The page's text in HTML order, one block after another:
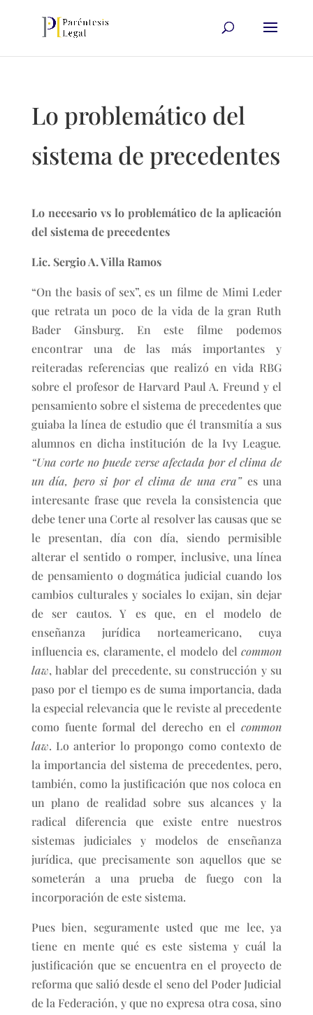
Lo problemático del
sistema de precedentes
Lo necesario vs lo problemático de la aplicación
del sistema de precedentes
Lic. Sergio A. Villa Ramos
“On the basis of sex”, es un filme de Mimi Leder
que retrata un poco de la vida de la gran Ruth
Bader Ginsburg. En este filme podemos
encontrar una de las más importantes y
reiteradas referencias que realizó en vida RBG
sobre el profesor de Harvard Paul A. Freund y el
pensamiento sobre el sistema de precedentes que
guiaba la línea de estudio que él transmitía a sus
alumnos en dicha institución de la Ivy League.
“Una corte no puede verse afectada por el clima de
un día, pero si por el clima de una era”es una
interesante frase que revela la consistencia que
debe tener una Corte al resolver las causas que se
le presentan, día con día, siendo permisible
alterar el sentido o romper, inclusive, una línea
de pensamiento o dogmática judicial cuando los
cambios culturales y sociales lo exijan, sin dejar
de ser cautos. Y es que, en el modelo de
enseñanza jurídica norteamericano, cuya
influencia es, claramente, el modelo delcommon
law, hablar del precedente, su construcción y su
paso por el tiempo es de suma importancia, dada
la especial relevancia que le reviste al precedente
como fuente formal del derecho en elcommon
law. Lo anterior lo propongo como contexto de
la importancia del sistema de precedentes, pero,
también, como la justificación que nos coloca en
un plano de realidad sobre sus alcances y la
radical diferencia que existe entre nuestros
sistemas judiciales y modelos de enseñanza
jurídica, que precisamente son aquellos que se
someterán a una prueba de fuego con la
incorporación de este sistema.
Pues bien, seguramente usted que me lee, ya
tiene en mente qué es este sistema y cuál la
justificación que se encuentra en el proyecto de
reforma que salió desde el seno del Poder Judicial
de la Federación, y que no expresa otra cosa, sino